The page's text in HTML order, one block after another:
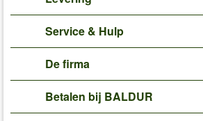
Service & Hulp
De firma
Betalen bij BALDUR